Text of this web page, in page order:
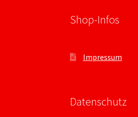
Shop-Infos
Impressum
Datenschutz